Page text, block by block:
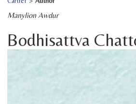
Manylion Awdur
Bodhisattva